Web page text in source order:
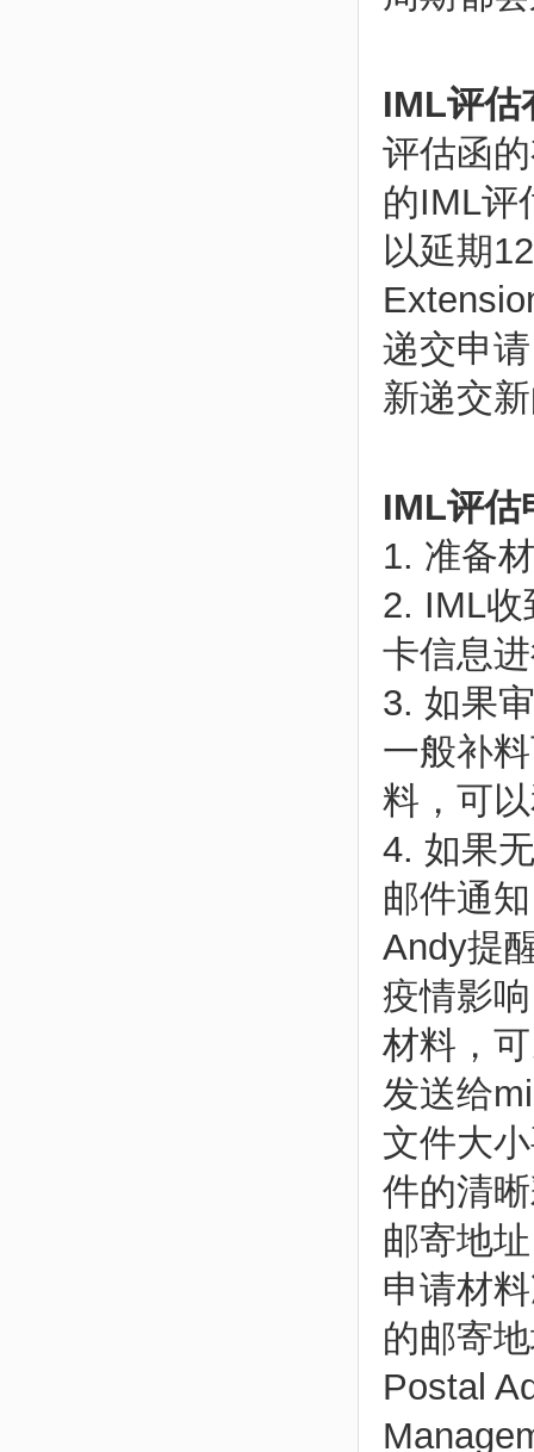
IML评估
评估函
的IML评
以延期
递交申
新递交
IML评估
1. 准备
2. IML
卡信息
3. 如果
一般补
料，可
4. 如果
邮件通
Andy提
疫情影
材料，
发送给
文件大
件的清
邮寄地址
申请材
的邮寄
Postal